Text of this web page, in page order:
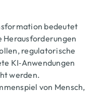
bedeutet
Herausforderungen
regulatorische
KI‑Anwendungen
werden.
von Mensch,